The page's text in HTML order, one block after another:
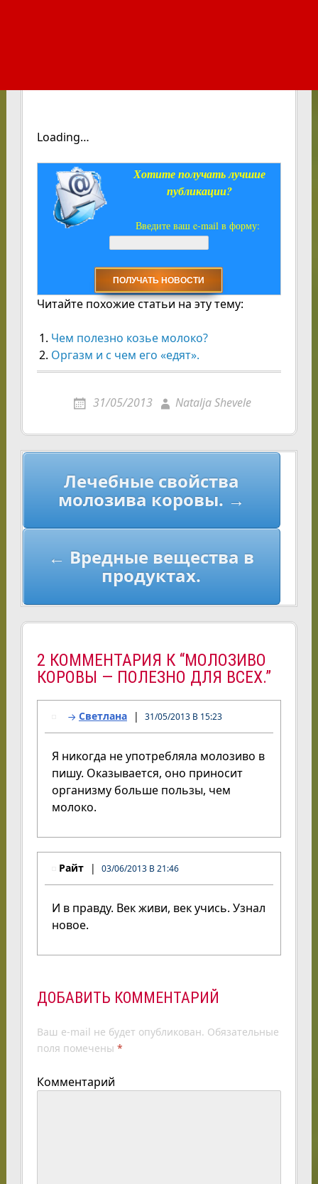
Loading…
Хотите получать лучшие
публикации?
Введите ваш e-mail в форму:
Читайте похожие статьи на эту тему:
Чем полезно козье молоко?
Оргазм и с чем его «едят».
31/05/2013 Natalja Shevele
Навигация
записям
Лечебные свойства
молозива коровы. →
← Вредные вещества в
продуктах.
2 КОММЕНТАРИЯ К “МОЛОЗИВО
КОРОВЫ — ПОЛЕЗНО ДЛЯ ВСЕХ.”
Светлана 31/05/2013 В 15:23
Я никогда не употребляла молозиво в
пишу. Оказывается, оно приносит
организму больше пользы, чем
молоко.
Райт 03/06/2013 В 21:46
И в правду. Век живи, век учись. Узнал
новое.
ДОБАВИТЬ КОММЕНТАРИЙ
Ваш e-mail не будет опубликован. Обязательные
поля помечены *
Комментарий